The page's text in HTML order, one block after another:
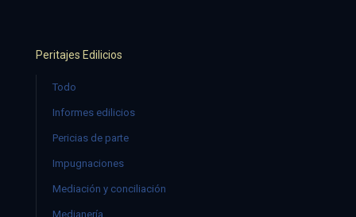
Peritajes Edilicios
Todo
Informes edilicios
Pericias de parte
Impugnaciones
Mediación y conciliación
Medianería